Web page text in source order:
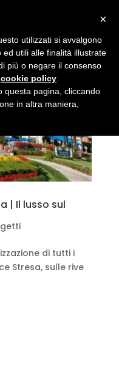
| Il lusso sul
di tutti i
Stresa, sulle rive
×
utilizzati si avvalgono
utili alle finalità illustrate
più o negare il consenso
cookie policy
questa pagina, cliccando
in altra maniera,